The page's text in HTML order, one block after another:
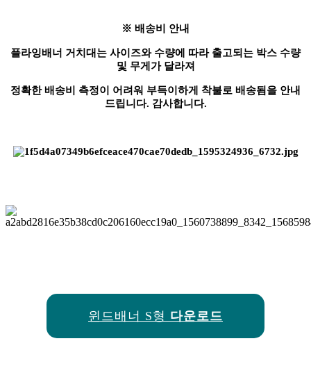
※ 배송비 안내
플라잉배너 거치대는 사이즈와 수량에 따라 출고되는 박스 수량
및 무게가 달라져
정확한 배송비 측정이 어려워 부득이하게 착불로 배송됨을 안내
드립니다. 감사합니다.
윈드배너 S형 다운로드